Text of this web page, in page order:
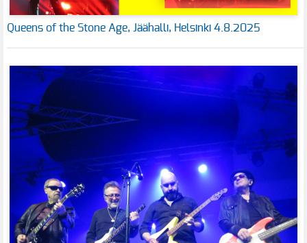
Queens of the Stone Age, Jäähalli, Helsinki 4.8.2025